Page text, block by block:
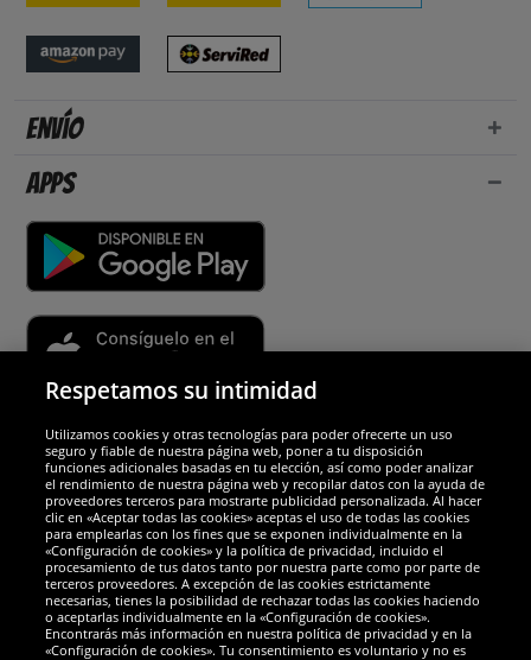
Envío
Apps
Socios y seguridad
Galardones
Respetamos su intimidad
Utilizamos cookies y otras tecnologías para poder ofrecerte un uso
seguro y fiable de nuestra página web, poner a tu disposición
funciones adicionales basadas en tu elección, así como poder analizar
el rendimiento de nuestra página web y recopilar datos con la ayuda de
proveedores terceros para mostrarte publicidad personalizada. Al hacer
clic en «Aceptar todas las cookies» aceptas el uso de todas las cookies
para emplearlas con los fines que se exponen individualmente en la
«Configuración de cookies» y la política de privacidad, incluido el
procesamiento de tus datos tanto por nuestra parte como por parte de
terceros proveedores. A excepción de las cookies estrictamente
necesarias, tienes la posibilidad de rechazar todas las cookies haciendo
o aceptarlas individualmente en la «Configuración de cookies».
Encontrarás más información en nuestra política de privacidad y en la
«Configuración de cookies». Tu consentimiento es voluntario y no es